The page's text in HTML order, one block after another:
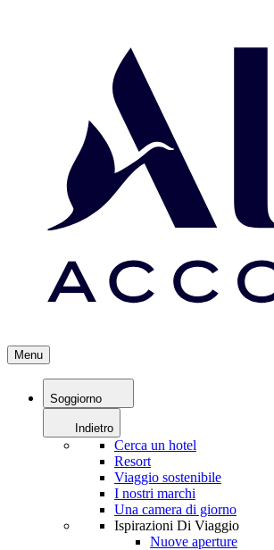
Menu
Soggiorno
Indietro
Cerca un hotel
Resort
Viaggio sostenibile
I nostri marchi
Una camera di giorno
Ispirazioni Di Viaggio
Nuove aperture